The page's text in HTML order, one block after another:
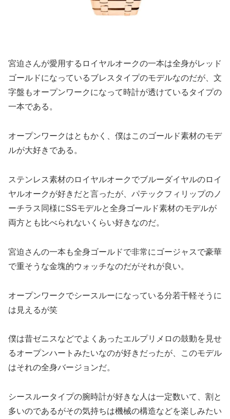
宮迫さんが愛用するロイヤルオークの一本は全身がレッド
ゴールドになっているブレスタイプのモデルなのだが、文
字盤もオープンワークになって時計が透けているタイプの
一本である。
オープンワークはともかく、僕はこのゴールド素材のモデ
ルが大好きである。
ステンレス素材のロイヤルオークでブルーダイヤルのロイ
ヤルオークが好きだと言ったが、パテックフィリップのノ
ーチラス同様にSSモデルと全身ゴールド素材のモデルが
両方とも比べられないくらい好きなのだ。
宮迫さんの一本も全身ゴールドで非常にゴージャスで豪華
で重そうな金塊的ウォッチなのだがそれが良い。
オープンワークでシースルーになっている分若干軽そうに
は見えるが笑
僕は昔ゼニスなどでよくあったエルプリメロの鼓動を見せ
るオープンハートみたいなのが好きだったが、このモデル
はそれの全身バージョンだ。
シースルータイプの腕時計が好きな人は一定数いて、割と
多いのであるがその気持ちは機械の構造などを楽しみたい